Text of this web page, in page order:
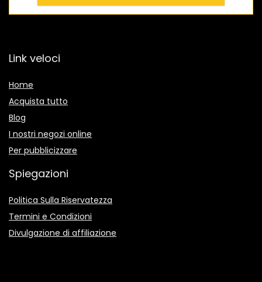
Link veloci
Home
Acquista tutto
Blog
I nostri negozi online
Per pubblicizzare
Spiegazioni
Politica Sulla Riservatezza
Termini e Condizioni
Divulgazione di affiliazione